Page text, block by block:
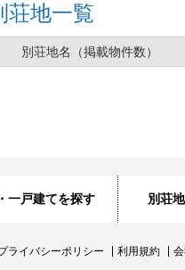
荘地一覧
別荘地名 （掲載物件数）
一戸建てを探す 別荘
ライバシーポリシー 利用規約